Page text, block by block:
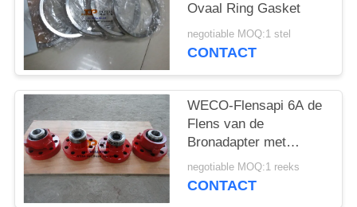
Ovaal Ring Gasket
negotiable MOQ:1 stel
CONTACT
WECO-Flensapi 6A de
Flens van de
Bronadapter met
Weco-Unie Verbinding
negotiable MOQ:1 reeks
CONTACT